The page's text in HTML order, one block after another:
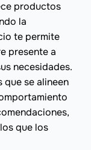
productos
la
te permite
presente a
necesidades.
que se alineen
que los